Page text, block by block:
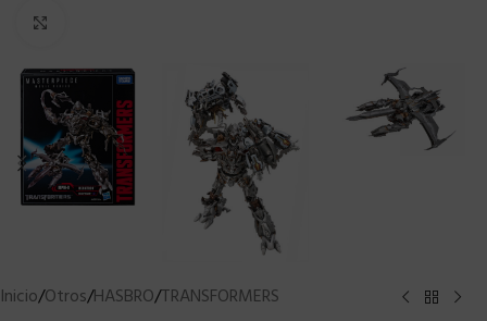
Inicio/Otros/HASBRO/TRANSFORMERS